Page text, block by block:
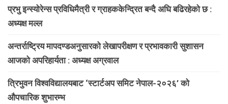
प्रभु इन्स्योरेन्स प्रविधिमैत्री र ग्राहककेन्द्रित बन्दै अघि बढिरहेको छ :
अध्यक्ष मल्ल
अन्तर्राष्ट्रिय मापदण्डअनुसारको लेखापरीक्षण र प्रभावकारी सुशासन
आजको अपरिहार्यता : अध्यक्ष अग्रवाल
त्रिभुवन विश्वविद्यालयबाट ‘स्टार्टअप समिट नेपाल-२०२६’ को
औपचारिक शुभारम्भ